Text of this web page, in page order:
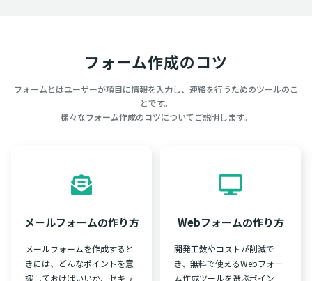
フォーム作成のコツ
フォームとはユーザーが項目に情報を入力し、連絡を行うためのツールのこ
とです。
様々なフォーム作成のコツについてご説明します。
メールフォームの作り方
メールフォームを作成すると
きには、どんなポイントを意
識しておけばいいか、セキュ
Webフォームの作り方
開発工数やコストが削減で
き、無料で使えるWebフォー
ム作成ツールを選ぶポイン